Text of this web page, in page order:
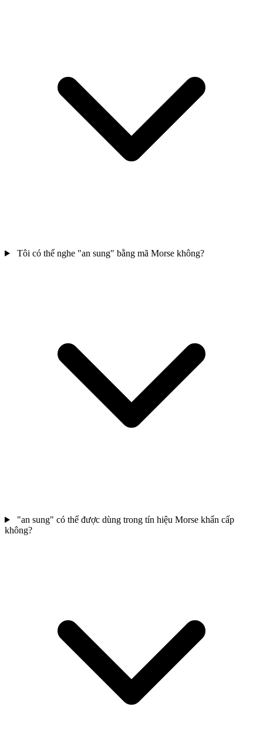
Tôi có thể nghe "an sung" bằng mã Morse không?
"an sung" có thể được dùng trong tín hiệu Morse khẩn cấp
không?